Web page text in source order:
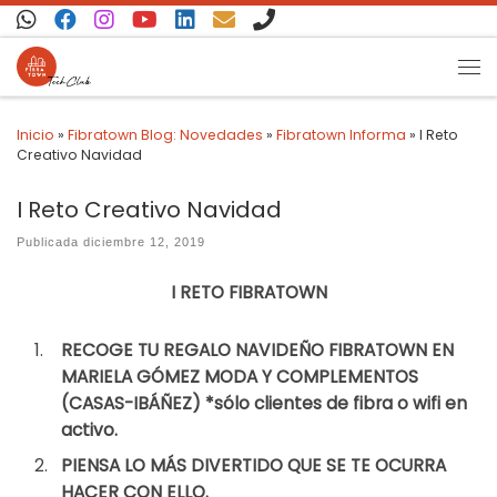
Saltar al contenido
Inicio » Fibratown Blog: Novedades » Fibratown Informa » I Reto
Creativo Navidad
I Reto Creativo Navidad
Publicada diciembre 12, 2019
I RETO FIBRATOWN
RECOGE TU REGALO NAVIDEÑO FIBRATOWN EN
MARIELA GÓMEZ MODA Y COMPLEMENTOS
(CASAS-IBÁÑEZ) *sólo clientes de fibra o wifi en
activo.
PIENSA LO MÁS DIVERTIDO QUE SE TE OCURRA
HACER CON ELLO.